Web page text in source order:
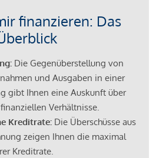
finanzieren: Das
Die Gegenüberstellung von
und Ausgaben in einer
gibt Ihnen eine Auskunft über
Verhältnisse.
Kreditrate: Die Überschüsse aus
zeigen Ihnen die maximal
Kreditrate.